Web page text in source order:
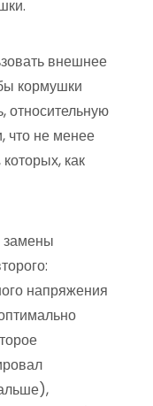
внешнее
кормушки
относительную
что не менее
как
замены
напряжения